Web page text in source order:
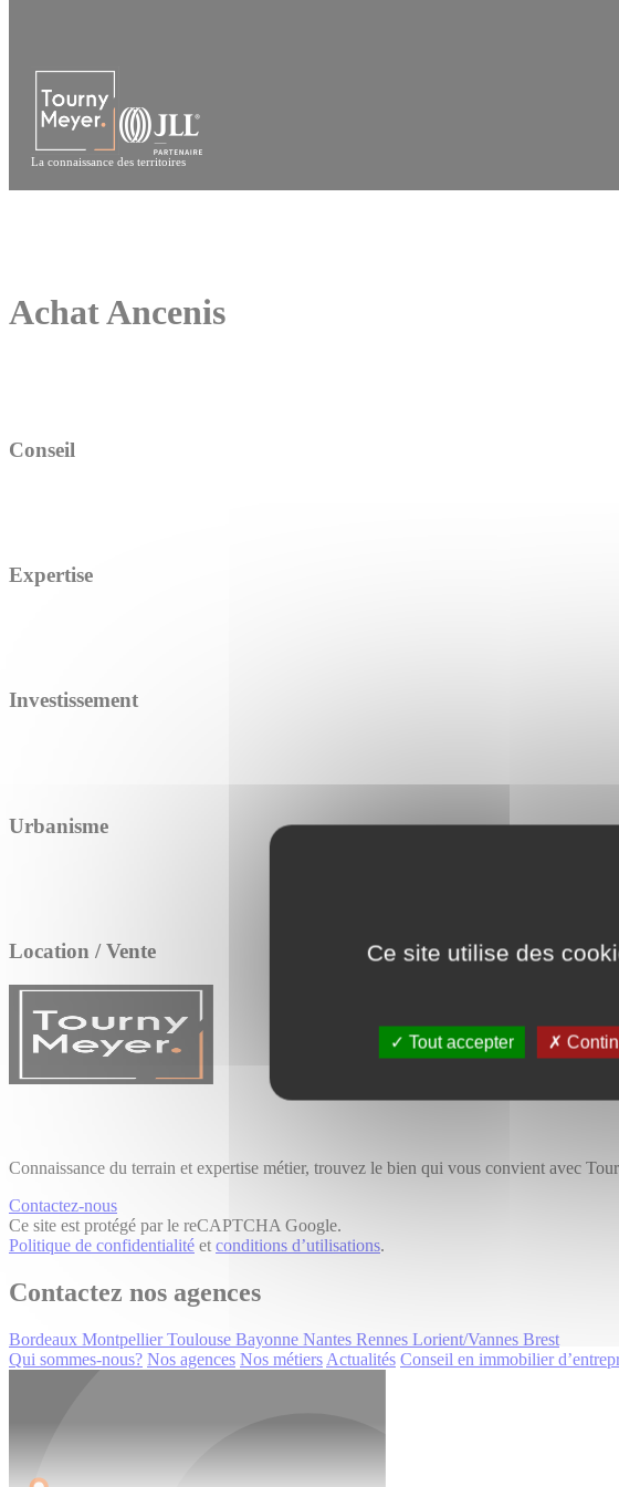
Ce site utilise des
Tout accepter
La connaissance des territoires
Achat Ancenis
Conseil
Expertise
Investissement
Urbanisme
Location / Vente
Connaissance du terrain et expertise métier, trouvez le bien qui vous convient avec
Contactez-nous
Ce site est protégé par le reCAPTCHA Google.
Politique de confidentialité et conditions d’utilisations.
Contactez nos agences
Bordeaux Montpellier Toulouse Bayonne Nantes Rennes Lorient/Vannes Brest
Qui sommes-nous? Nos agences Nos métiers Actualités Conseil en immobilier